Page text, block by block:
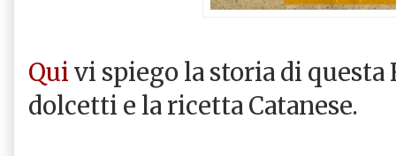
Qui vi spiego la storia di
dolcetti e la ricetta Catanese.